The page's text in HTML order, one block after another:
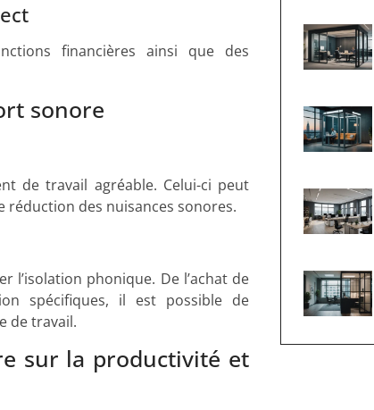
financières ainsi que des
sonore
de travail agréable. Celui-ci peut
réduction des nuisances sonores.
l’isolation phonique. De l’achat de
spécifiques, il est possible de
de travail.
sur la productivité et